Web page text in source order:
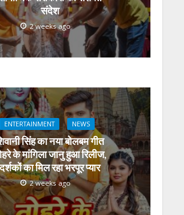
संदेश
2 weeks ago
ENTERTAINMENT NEWS
सिंह का नया बोलबम गीत
के मांगिला जानु हुआ रिलीज,
दर्शकों का मिल रहा भरपूर प्यार
2 weeks ago